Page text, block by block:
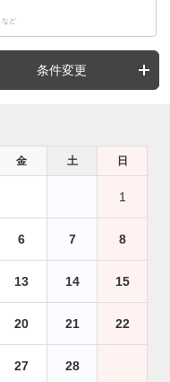
など
条件変更
金 土 日
1
6 7 8
13 14 15
20 21 22
27 28